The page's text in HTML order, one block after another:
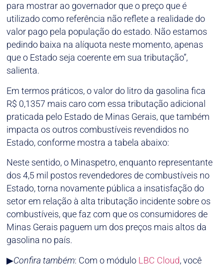
para mostrar ao governador que o preço que é
utilizado como referência não reflete a realidade do
valor pago pela população do estado. Não estamos
pedindo baixa na alíquota neste momento, apenas
que o Estado seja coerente em sua tributação”,
salienta.
Em termos práticos, o valor do litro da gasolina fica
R$ 0,1357 mais caro com essa tributação adicional
praticada pelo Estado de Minas Gerais, que também
impacta os outros combustíveis revendidos no
Estado, conforme mostra a tabela abaixo:
Neste sentido, o Minaspetro, enquanto representante
dos 4,5 mil postos revendedores de combustíveis no
Estado, torna novamente pública a insatisfação do
setor em relação à alta tributação incidente sobre os
combustíveis, que faz com que os consumidores de
Minas Gerais paguem um dos preços mais altos da
gasolina no país.
▶Confira também: Com o módulo LBC Cloud, você